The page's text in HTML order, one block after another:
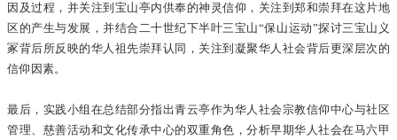
因及过程，并关注到宝山亭内供奉的神灵信仰，关注到郑和崇拜在这片地
区的产生与发展，并结合二十世纪下半叶三宝山“保山运动”探讨三宝山义
冢背后所反映的华人祖先崇拜认同，关注到凝聚华人社会背后更深层次的
信仰因素。
最后，实践小组在总结部分指出青云亭作为华人社会宗教信仰中心与社区
管理、慈善活动和文化传承中心的双重角色，分析早期华人社会在马六甲